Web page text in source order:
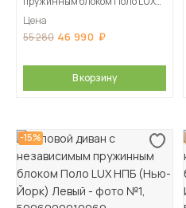
Цена
55 280 46 990
В корзину
-15%